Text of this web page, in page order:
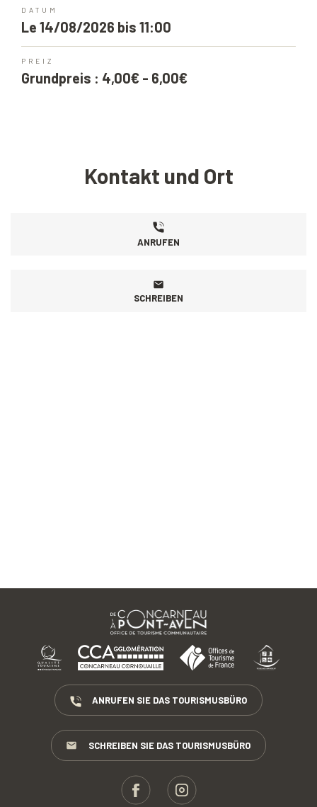
DATUM
Le 14/08/2026 bis 11:00
PREIZ
Grundpreis : 4,00€ - 6,00€
Kontakt und Ort
ANRUFEN
SCHREIBEN
ANRUFEN SIE DAS TOURISMUSBÜRO
SCHREIBEN SIE DAS TOURISMUSBÜRO